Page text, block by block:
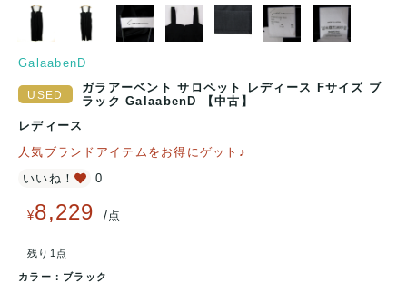
GalaabenD
ガラアーベント サロペット レディース Fサイズ ブ
ラック GalaabenD 【中古】
レディース
人気ブランドアイテムをお得にゲット♪
いいね！
0
¥8,229 /点
残り1点
カラー： ブラック